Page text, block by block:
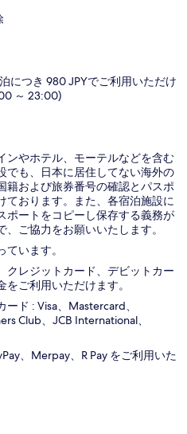
につき 980 JPYでご利用いただけ
～ 23:00)
ンやホテル、モーテルなどを含む
でも、日本に​居住してない海外の
籍および旅券番号の確認とパスポ
ております。また、各宿泊施設に
ポートをコピーし保存する義務が
ご協力をお願いいたします。
います。
クレジットカード、デビットカー
をご利用いただけます。
ド : Visa、Mastercard、
Club、JCB International、
、Merpay、R Pay をご利用いた